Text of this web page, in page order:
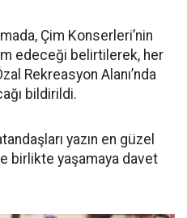
Çim Konserleri’nin
edeceği belirtilerek, her
Rekreasyon Alanı’nda
bildirildi.
yazın en güzel
birlikte yaşamaya davet